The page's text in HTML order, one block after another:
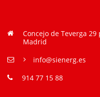
Concejo de Teverga 29
Madrid
info@sienerg.es
914 77 15 88